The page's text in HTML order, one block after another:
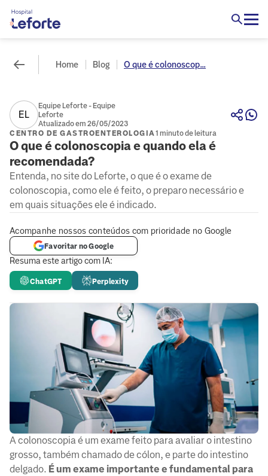
Home Blog O que é colonoscop...
EL
Equipe Leforte - Equipe
Leforte
Atualizado em 26/05/2023
CENTRO DE GASTROENTEROLOGIA1 minuto de leitura
O que é colonoscopia e quando ela é
recomendada?
Entenda, no site do Leforte, o que é o exame de
colonoscopia, como ele é feito, o preparo necessário e
em quais situações ele é indicado.
Resuma este artigo com IA:
ChatGPT Perplexity
Acompanhe nossos conteúdos com prioridade no Google
Favoritar no Google
A colonoscopia é um exame feito para avaliar o intestino
grosso, também chamado de cólon, e parte do intestino
delgado. É um exame importante e fundamental para